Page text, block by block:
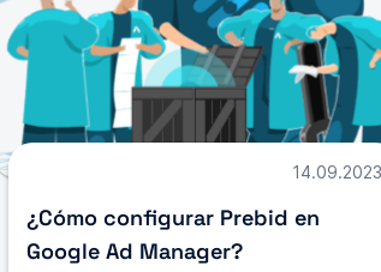
14.09.2023
¿Cómo configurar Prebid en
Google Ad Manager?